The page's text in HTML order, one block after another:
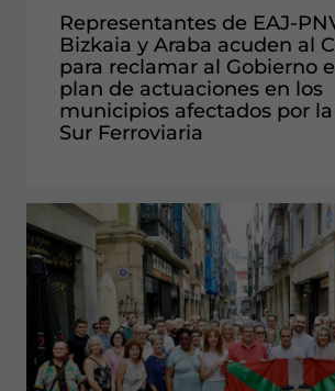
Representantes de EAJ-
Bizkaia y Araba acuden al
para reclamar al Gobierno
plan de actuaciones en los
municipios afectados por
Sur Ferroviaria